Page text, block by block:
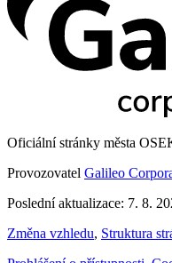
Oficiální stránky města
Provozovatel Galileo
Poslední aktualizace: 7. 8.
Změna vzhledu, Struktura